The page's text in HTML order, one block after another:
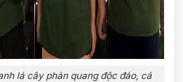
lá cây phản quang độc đáo, cá